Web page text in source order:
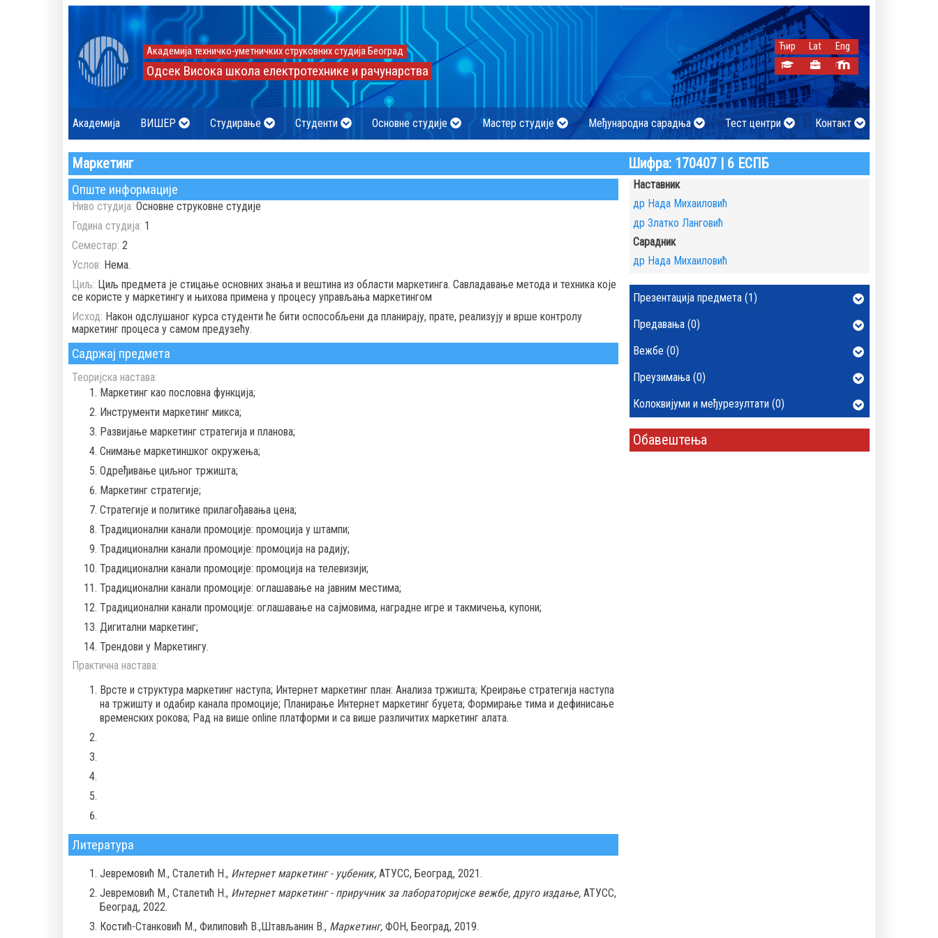
Академија техничко-уметничких струковних студија Београд
Одсек Висока школа електротехнике и рачунарства
Ћир Lat Eng
Академија ВИШЕР Студирање Студенти Основне студије Мастер студије Међународна сарадња Тест центри Контакт
Маркетинг Шифра: 170407 | 6 ЕСПБ
Опште информације
Ниво студија: Основне струковне студије
Година студија: 1
Семестар: 2
Услов: Нема.
Циљ: Циљ предмета је стицање основних знања и вештина из области маркетинга. Савладавање метода и техника које
се користе у маркетингу и њихова примена у процесу управљања маркетингом
Исход: Након одслушаног курса студенти ће бити оспособљени да планирају, прате, реализују и врше контролу
маркетинг процеса у самом предузећу.
Садржај предмета
Теоријска настава:
Маркетинг као пословна функција;
Инструменти маркетинг микса;
Развијање маркетинг стратегија и планова;
Снимање маркетиншког окружења;
Одређивање циљног тржишта;
Маркетинг стратегије;
Стратегије и политике прилагођавања цена;
Традиционални канали промоције: промоција у штампи;
Традиционални канали промоције: промоција на радију;
Традиционални канали промоције: промоција на телевизији;
Традиционални канали промоције: оглашавање на јавним местима;
Tрадиционални канали промоције: оглашавање на сајмовима, наградне игре и такмичења, купони;
Дигитални маркетинг;
Трендови у Маркетингу.
Практична настава:
Врсте и структура маркетинг наступа; Интернет маркетинг план: Анализа тржишта; Креирање стратегија наступа
на тржишту и одабир канала промоције; Планирање Интернет маркетинг буџета; Формирање тима и дефинисање
временских рокова; Рад на више оnline платформи и са више различитих маркетинг алата.
Литература
Јевремовић М., Сталетић Н., Интернет маркетинг - уџбеник, АТУСС, Београд, 2021.
Јевремовић М., Сталетић Н., Интернет маркетинг - приручник за лабораторијске вежбе, друго издање, АТУСС,
Београд, 2022.
Костић-Станковић М., Филиповић В.,Штављанин В., Маркетинг, ФОН, Београд, 2019.
Наставник
др Нада Михаиловић
др Златко Ланговић
Сарадник
др Нада Михаиловић
Презентација предмета (1)
Предавања (0)
Вежбе (0)
Преузимања (0)
Колоквијуми и међурезултати (0)
Обавештења